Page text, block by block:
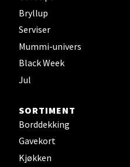
Bryllup
Serviser
Mummi-univers
Black Week
Jul
SORTIMENT
Borddekking
Gavekort
Kjøkken
0 i butikk
Sjøfartsgata 2, 7714
Åpent i dag 10-18
0 i butikk